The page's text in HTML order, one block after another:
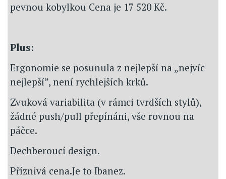
pevnou kobylkou Cena je 17 520 Kč.
Plus:
Ergonomie se posunula z nejlepší na „nejvíc
nejlepší”, není rychlejších krků.
Zvuková variabilita (v rámci tvrdších stylů),
žádné push/pull přepínáni, vše rovnou na
páčce.
Dechberoucí design.
Příznivá cena.Je to Ibanez.